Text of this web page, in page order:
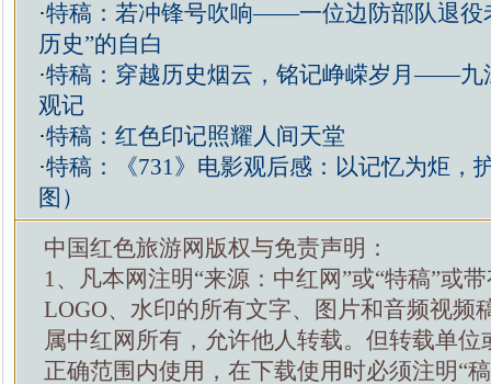
·特稿：若冲锋号吹响——一位边防部队退役
历史”的自白
·特稿：穿越历史烟云，铭记峥嵘岁月——九
观记
·特稿：红色印记照耀人间天堂
·特稿：《731》电影观后感：以记忆为炬，
图）
中国红色旅游网版权与免责声明：
1、凡本网注明“来源：中红网”或“特稿”或
LOGO、水印的所有文字、图片和音频视频
属中红网所有，允许他人转载。但转载单位
正确范围内使用，在下载使用时必须注明“